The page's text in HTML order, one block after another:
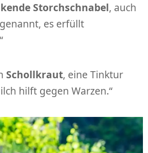
Storchschnabel, auch
es erfüllt
Schollkraut, eine Tinktur
hilft gegen Warzen.“